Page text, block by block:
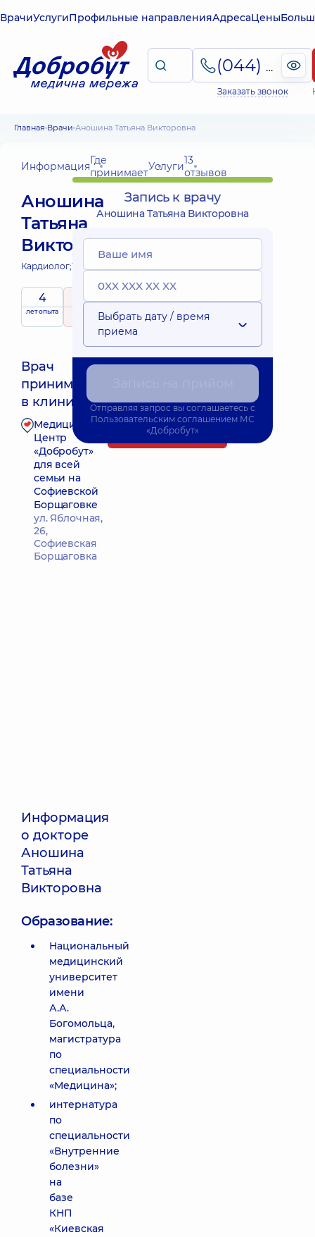
ВрачиУслугиПрофильные направленияАдресаЦены
(044) 495-2-888
Заказать звонок
Главная Врачи Аношина Татьяна Викторовна
ИнформацияГде
принимаетУслуги13
отзывов
Аношина
Татьяна
Викторовна
Кардиолог;Терапевт;
4
лет опыта
5 / 5
рейтингна основе
13 отзывов
Врач
принимает
в клинике
Медицинский
Центр
«Добробут»
для всей
семьи на
Софиевской
Борщаговке
ул. Яблочная,
26,
Софиевская
Борщаговка
Запись к врачу
Информация
о докторе
Аношина
Татьяна
Викторовна
Образование:
Национальный
медицинский
университет
имени
А.А.
Богомольца,
магистратура
по
специальности
«Медицина»;
интернатура
по
специальности
«Внутренние
болезни»
на
базе
КНП
«Киевская
Запись к врачу
Аношина Татьяна Викторовна
Выбрать дату / время
приема
Отправляя запрос вы соглашаетесь с
Пользовательским соглашением МС
«Добробут»